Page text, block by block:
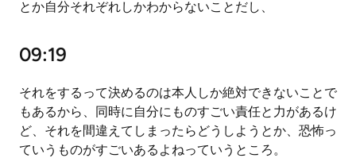
とか自分それぞれしかわからないことだし、
09:19
それをするって決めるのは本人しか絶対できないことで
もあるから、同時に自分にものすごい責任と力があるけ
ど、それを間違えてしまったらどうしようとか、恐怖っ
ていうものがすごいあるよねっていうところ。